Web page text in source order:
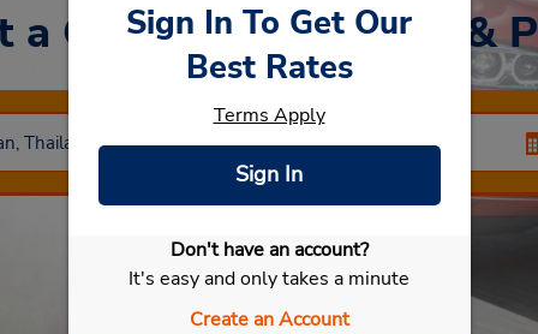
a Carat Grand Hotel &
Seleccionar mi vehículo
Sign In To Get Our
Best Rates
Terms Apply
Sign In
Don't have an account?
It's easy and only takes a minute
Create an Account